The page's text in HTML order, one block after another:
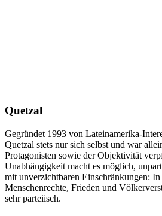
Quetzal
Gegründet 1993 von Lateinamerika-
Quetzal stets nur sich selbst und war
Protagonisten sowie der Objektivität
Unabhängigkeit macht es möglich,
mit unverzichtbaren Einschränkungen:
Menschenrechte, Frieden und
sehr parteiisch.